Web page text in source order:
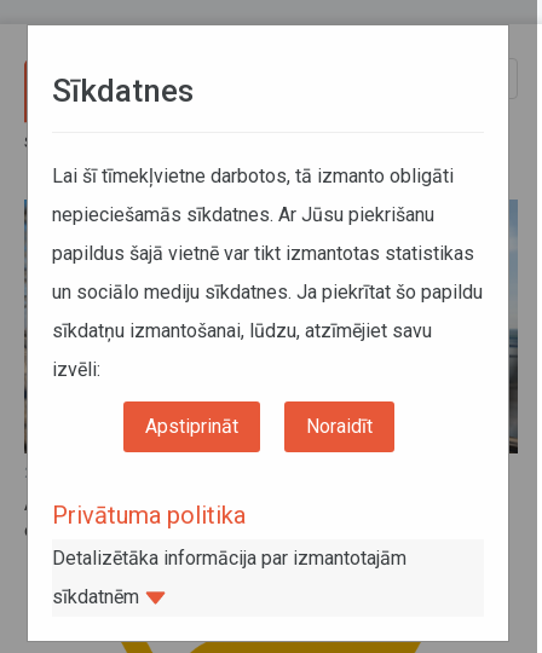
Sākums
26. februāris 2026, 10:35
ATD paraksta līgumu ar CFLA par akumulatoru bateriju
elektrovilcienu projekta ieviešanu
Sīkdatnes
Lai šī tīmekļvietne darbotos, tā izmanto obligāti
nepieciešamās sīkdatnes. Ar Jūsu piekrišanu
papildus šajā vietnē var tikt izmantotas statistikas
un sociālo mediju sīkdatnes. Ja piekrītat šo papildu
sīkdatņu izmantošanai, lūdzu, atzīmējiet savu
izvēli:
Apstiprināt Noraidīt
Privātuma politika
Detalizētāka informācija par izmantotajām
sīkdatnēm